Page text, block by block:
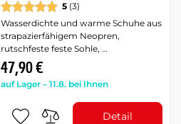
5 (3)
Wasserdichte und warme Schuhe aus
strapazierfähigem Neopren,
rutschfeste feste Sohle, …
47,90 €
auf Lager – 11.8. bei Ihnen
Detail